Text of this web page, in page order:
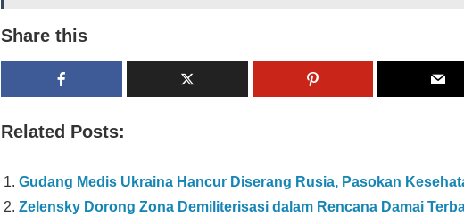
Share this
Related Posts:
Gudang Medis Ukraina Hancur Diserang Rusia, Pasokan
Zelensky Dorong Zona Demiliterisasi dalam Rencana Damai